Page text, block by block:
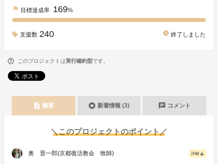
flag 目標達成率 169%
支援数 240 watch_later 終了しました
このプロジェクトは実行確約型です。
description 概要 stars 新着情報 (3) chat コメント
＼このプロジェクトのポイント／
奥 晋一郎(京都復活教会 牧師) 詳細 arrow_downward